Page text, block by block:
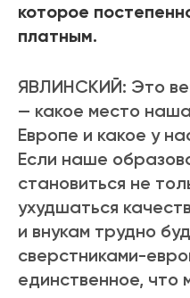
которое
платным.
ЯВЛИНСКИЙ: Это
— какое место
Европе и какое у
Если наше
становиться не
ухудшаться
и внукам трудно
сверстниками-
единственное,